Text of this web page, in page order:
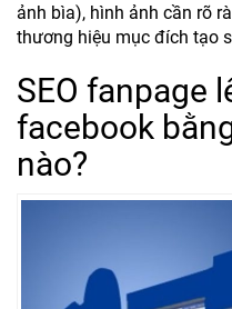
ảnh bìa), hình ảnh cần rõ
thương hiệu mục đích tạo
SEO fanpage
facebook
nào?